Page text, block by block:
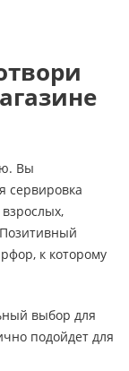
Вы
сервировка
к которому
выбор для
подойдет для